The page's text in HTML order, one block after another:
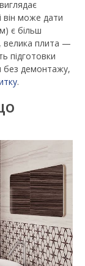
він може дати
є більш
велика плита —
підготовки
без демонтажу,
.